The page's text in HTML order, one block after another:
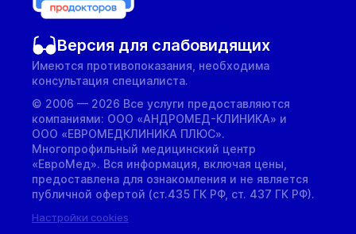
Версия для слабовидящих
Имеются противопоказания, необходима
консультация специалиста.
© 2006 — 2026 Все услуги предоставляются
компаниями: ООО «АНДРОМЕД-КЛИНИКА» и
ООО «ЕВРОМЕДКЛИНИКА ПЛЮС».
Многопрофильный медицинский центр
«ЕвроМед». Вся информация, включая цены,
предоставлена для ознакомления и не является
публичной офертой (ст.435 ГК РФ, cт. 437 ГК РФ).
Настройки cookies